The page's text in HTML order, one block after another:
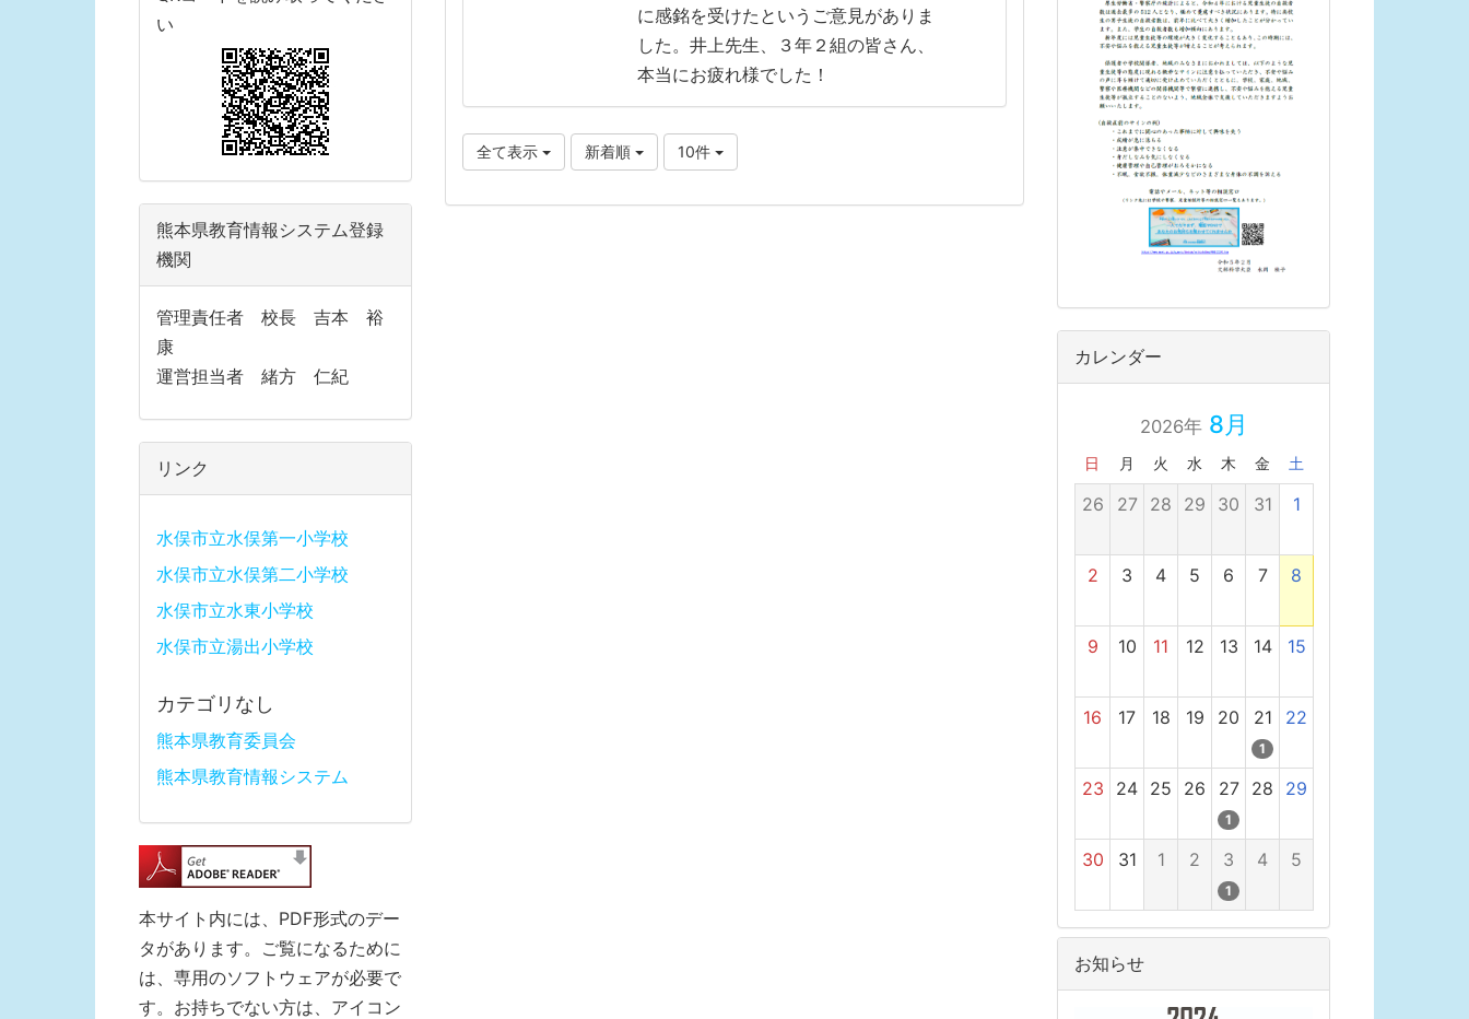
に感銘を受けたというご意見がありま
した。井上先生、３年２組の皆さん、
本当にお疲れ様でした！
全て表示 新着順 10件
い
熊本県教育情報システム登録
機関
管理責任者 校長 吉本 裕
康
運営担当者 緒方 仁紀
リンク
水俣市立水俣第一小学校
水俣市立水俣第二小学校
水俣市立水東小学校
水俣市立湯出小学校
カテゴリなし
熊本県教育委員会
熊本県教育情報システム
本サイト内には、PDF形式のデー
タがあります。ご覧になるために
は、専用のソフトウェアが必要で
す。お持ちでない方は、アイコン
カレンダー
2026年8月
日 月 火 水 木 金 土
26 27 28 29 30 31 1
2 3 4 5 6 7 8
9 10 11 12 13 14 15
16 17 18 19 20 21
1
22
23 24 25 26 27
1
28 29
30 31 1 2 3
1
4 5
お知らせ